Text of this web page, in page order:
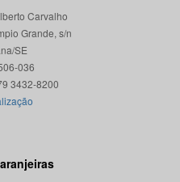
Carvalho
Grande, s/n
SE
036